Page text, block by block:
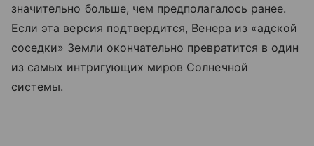
значительно больше, чем предполагалось ранее.
Если эта версия подтвердится, Венера из «адской
соседки» Земли окончательно превратится в один
из самых интригующих миров Солнечной
системы.